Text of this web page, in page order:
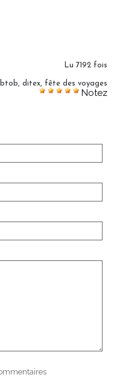
Lu 7192 fois
btob, ditex, fête des voyages
Notez